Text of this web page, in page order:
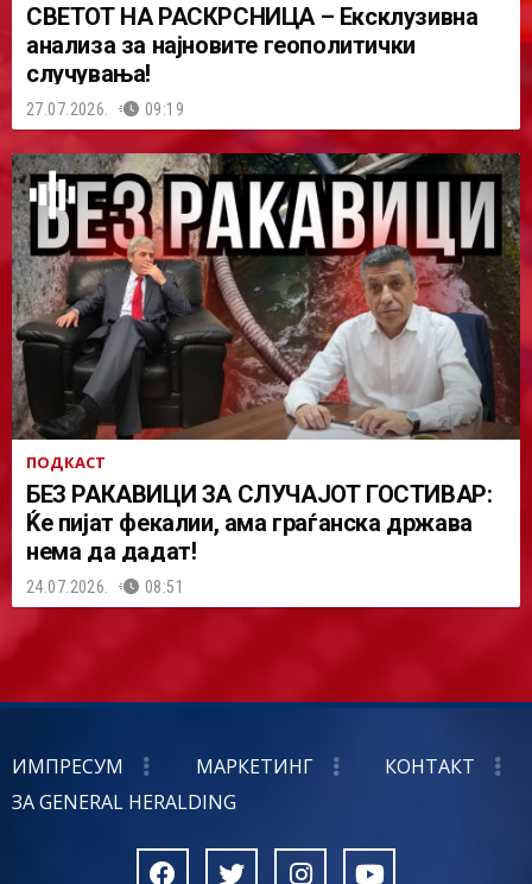
СВЕТОТ НА РАСКРСНИЦА – Ексклузивна
анализа за најновите геополитички
случувања!
27.07.2026. 09:19
ПОДКАСТ
БЕЗ РАКАВИЦИ ЗА СЛУЧАЈОТ ГОСТИВАР:
Ќе пијат фекалии, ама граѓанска држава
нема да дадат!
24.07.2026. 08:51
ИМПРЕСУМ МАРКЕТИНГ
КОНТАКТ
ЗА GENERAL HERALDING